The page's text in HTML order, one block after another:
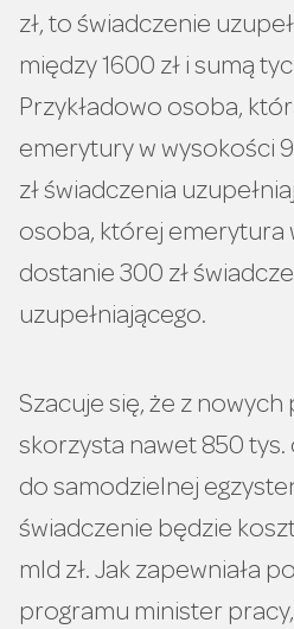
zł, to świadczenie
między 1600 zł i sumą
Przykładowo osoba,
emerytury w wysokości
zł świadczenia
osoba, której emerytura
dostanie 300 zł
uzupełniającego.
Szacuje się, że z
skorzysta nawet 850
do samodzielnej
świadczenie będzie
mld zł. Jak zapewniała
programu minister